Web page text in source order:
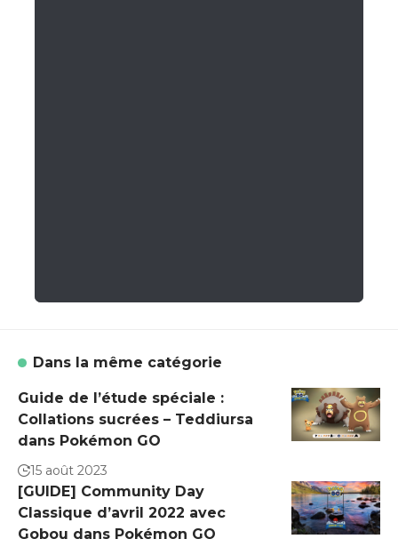
Dans la même catégorie
Guide de l’étude spéciale :
Collations sucrées – Teddiursa
dans Pokémon GO
15 août 2023
[GUIDE] Community Day
Classique d’avril 2022 avec
Gobou dans Pokémon GO